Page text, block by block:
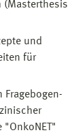
(Masterthesis
und
für
Fragebogen-